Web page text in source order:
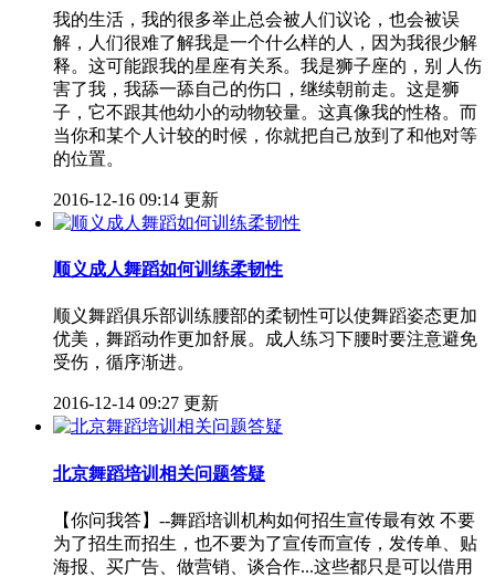
我的生活，我的很多举止总会被人们议论，也会被误
解，人们很难了解我是一个什么样的人，因为我很少解
释。这可能跟我的星座有关系。我是狮子座的，别 人伤
害了我，我舔一舔自己的伤口，继续朝前走。这是狮
子，它不跟其他幼小的动物较量。这真像我的性格。而
当你和某个人计较的时候，你就把自己放到了和他对等
的位置。
2016-12-16 09:14 更新
顺义成人舞蹈如何训练柔韧性
顺义舞蹈俱乐部训练腰部的柔韧性可以使舞蹈姿态更加
优美，舞蹈动作更加舒展。成人练习下腰时要注意避免
受伤，循序渐进。
2016-12-14 09:27 更新
北京舞蹈培训相关问题答疑
【你问我答】--舞蹈培训机构如何招生宣传最有效 不要
为了招生而招生，也不要为了宣传而宣传，发传单、贴
海报、买广告、做营销、谈合作...这些都只是可以借用